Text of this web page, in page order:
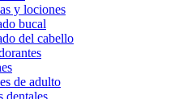
y lociones
bucal
del cabello
de adulto
dentales